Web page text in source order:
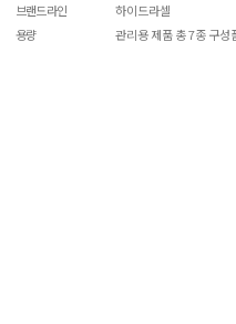
브랜드 라인
하이드라셀
용량
관리용 제품 총 7종 구성